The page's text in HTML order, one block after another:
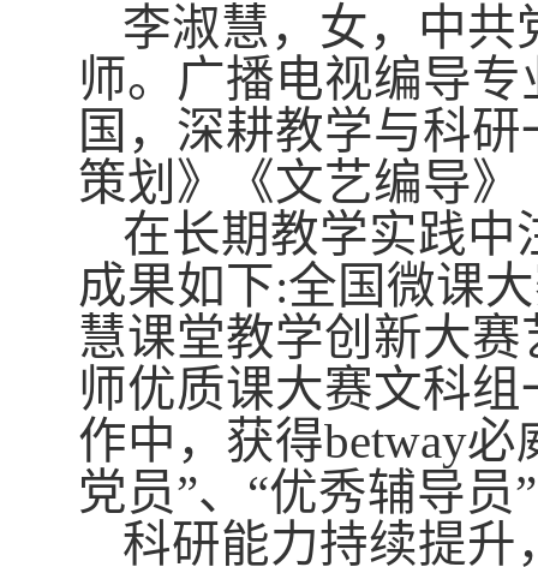
李淑慧，女，中共
师。广播电视编导
国，深耕教学与科
策划》《文艺编导
在长期教学实践中
成果如下:全国微课
慧课堂教学创新大赛
师优质课大赛文科
作中，获得betway
党员”、“优秀辅导员
科研能力持续提升